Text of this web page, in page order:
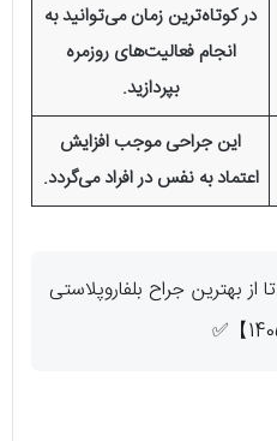
در کوتاه‌ترین زمان می‌توانید به
انجام فعالیت‌های روزمره
بپردازید.
این جراحی موجب افزایش
اعتماد به نفس در افراد می‌گردد.
10 تا از بهترین جراح بلفاروپلاستی